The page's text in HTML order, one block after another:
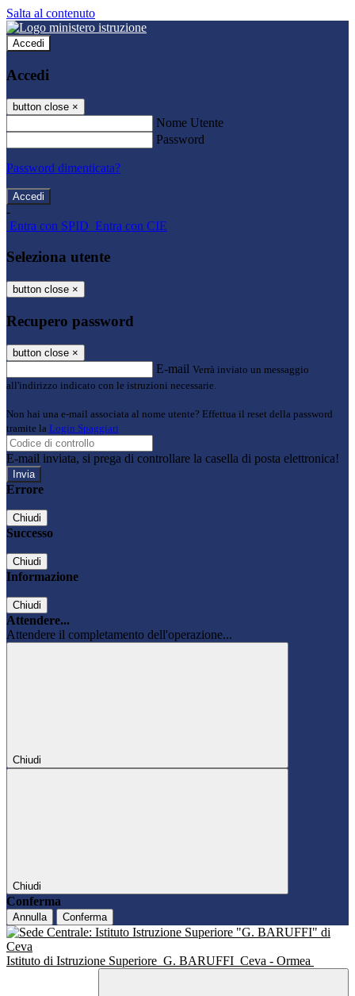
Salta al contenuto
Accedi
Accedi
button close ×
Nome Utente
Password
Password dimenticata?
-
Entra con SPID Entra con CIE
Seleziona utente
button close ×
Recupero password
button close ×
E-mail Verrà inviato un messaggio
all'indirizzo indicato con le istruzioni necessarie.
Non hai una e-mail associata al nome utente? Effettua il reset della password
tramite la Login Spaggiari
E-mail inviata, si prega di controllare la casella di posta elettronica!
Errore
Chiudi
Successo
Chiudi
Informazione
Chiudi
Attendere...
Attendere il completamento dell'operazione...
Chiudi
Chiudi
Conferma
Annulla Conferma
Istituto di Istruzione Superiore G. BARUFFI Ceva - Ormea